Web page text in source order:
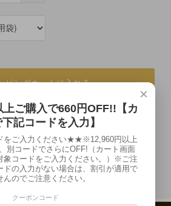
ピングカートに入れる
わせる
×
上ご購入で660円OFF!!【カ
記コードを入力】
ご入力ください★★※12,960円以上
別コードでさらにOFF!（カート画面
象コードをご入力ください。）※ご注
ドの入力がない場合は、割引が適用で
んのでご注意ください。
クーポンコード